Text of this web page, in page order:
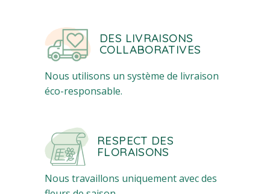
DES LIVRAISONS
COLLABORATIVES
Nous utilisons un système de livraison
éco-responsable.
RESPECT DES
FLORAISONS
Nous travaillons uniquement avec des